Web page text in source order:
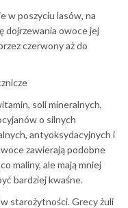
w poszyciu lasów, na
dojrzewania owoce jej
czerwony aż do
soli mineralnych,
o silnych
antyoksydacyjnych i
zawierają podobne
maliny, ale mają mniej
bardziej kwaśne.
starożytności. Grecy żuli